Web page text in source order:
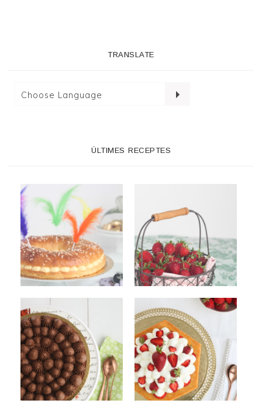
TRANSLATE
ÚLTIMES RECEPTES